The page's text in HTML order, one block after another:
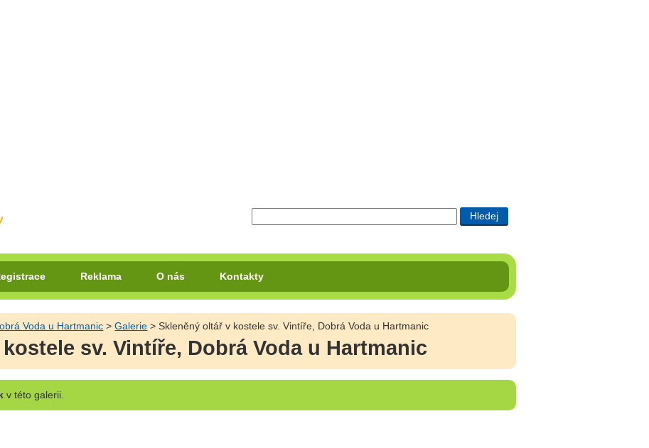
Reklama O nás Kontakty
Voda u Hartmanic >Galerie > Skleněný oltář v kostele sv. Vintíře, Dobrá Voda u Hartmanic
sv. Vintíře, Dobrá Voda u Hartmanic
v této galerii.